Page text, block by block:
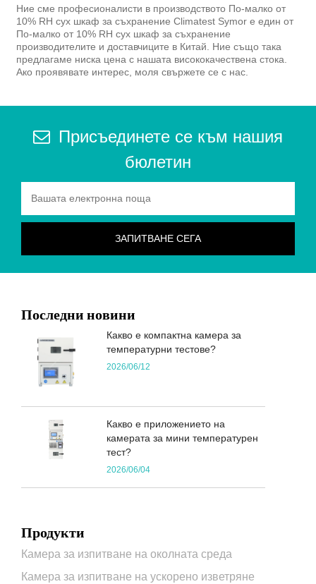
Ние сме професионалисти в производството По-малко от
10% RH сух шкаф за съхранение Climatest Symor е един от
По-малко от 10% RH сух шкаф за съхранение
производителите и доставчиците в Китай. Ние също така
предлагаме ниска цена с нашата висококачествена стока.
Ако проявявате интерес, моля свържете се с нас.
Присъединете се към нашия
бюлетин
Последни новини
Какво е компактна камера за
температурни тестове?
2026/06/12
Какво е приложението на
камерата за мини температурен
тест?
2026/06/04
Продукти
Камера за изпитване на околната среда
Камера за изпитване на ускорено изветряне